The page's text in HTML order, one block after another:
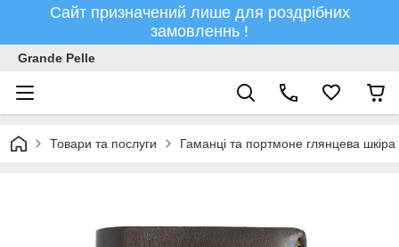
Сайт призначений лише для роздрібних
замовленнь !
Grande Pelle
Товари та послуги Гаманці та портмоне глянцева шкіра